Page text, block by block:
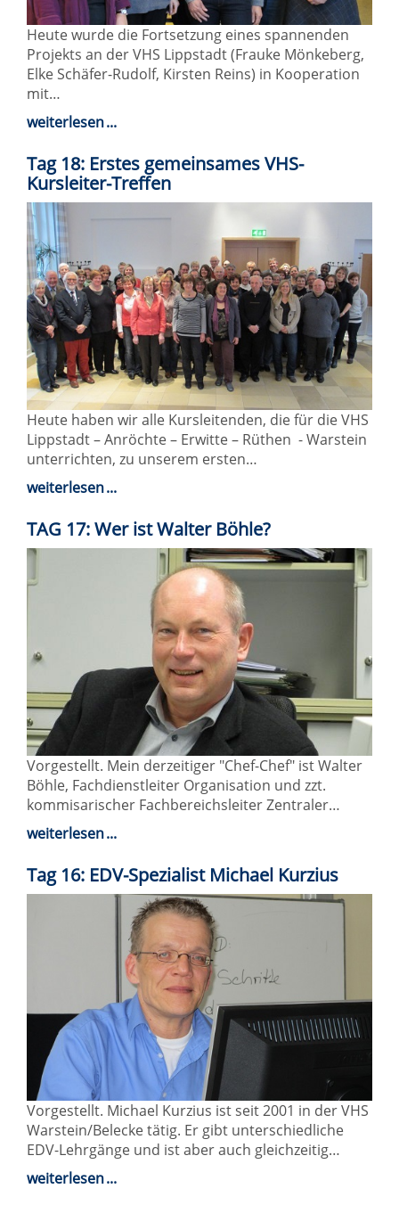
Heute wurde die Fortsetzung eines spannenden
Projekts an der VHS Lippstadt (Frauke Mönkeberg,
Elke Schäfer-Rudolf, Kirsten Reins) in Kooperation
mit…
weiterlesen
Tag 18: Erstes gemeinsames VHS-
Kursleiter-Treffen
Heute haben wir alle Kursleitenden, die für die VHS
Lippstadt – Anröchte – Erwitte – Rüthen - Warstein
unterrichten, zu unserem ersten…
weiterlesen
TAG 17: Wer ist Walter Böhle?
Vorgestellt. Mein derzeitiger "Chef-Chef" ist Walter
Böhle, Fachdienstleiter Organisation und zzt.
kommisarischer Fachbereichsleiter Zentraler…
weiterlesen
Tag 16: EDV-Spezialist Michael Kurzius
Vorgestellt. Michael Kurzius ist seit 2001 in der VHS
Warstein/Belecke tätig. Er gibt unterschiedliche
EDV-Lehrgänge und ist aber auch gleichzeitig…
weiterlesen